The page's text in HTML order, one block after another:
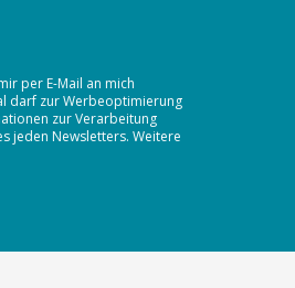
per E-Mail an mich
darf zur Werbeoptimierung
zur Verarbeitung
jeden Newsletters. Weitere